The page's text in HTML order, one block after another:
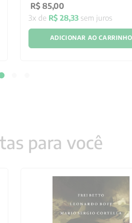
R$ 85,00
3x de R$ 28,33 sem juros
ADICIONAR AO CARRINHO
para você